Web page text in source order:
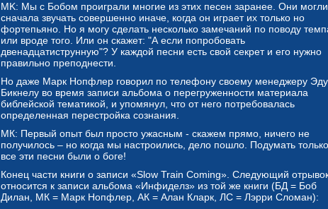
MK: Мы с Бобом проиграли многие из этих песен заранее. Они могли
сначала звучать совершенно иначе, когда он играет их только но
фортепьяно. Но я могу сделать несколько замечаний по поводу
или вроде того. Или он скажет: "А если попробовать
двенадцатиструнную"? У каждой песни есть свой секрет и его нужно
правильно преподнести.
Но даже Марк Нопфлер говорил по телефону своему менеджеру Эду
Бикнелу во время записи альбома о перегруженности материала
библейской тематикой, и упомянул, что от него потребовалась
определенная перестройка сознания.
МК: Первый опыт был просто ужасным - скажем прямо, ничего не
получилось – но когда мы настроились, дело пошло. Подумать только,
все эти песни были о боге!
Конец части книги о записи «Slow Train Coming». Следующий
относится к записи альбома «Инфиделз» из той же книги (БД = Боб
Дилан, МК = Марк Нопфлер, АК = Алан Кларк, ЛС = Лэрри Сломан):